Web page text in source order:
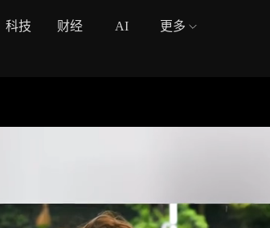
科技 财经 AI 更多